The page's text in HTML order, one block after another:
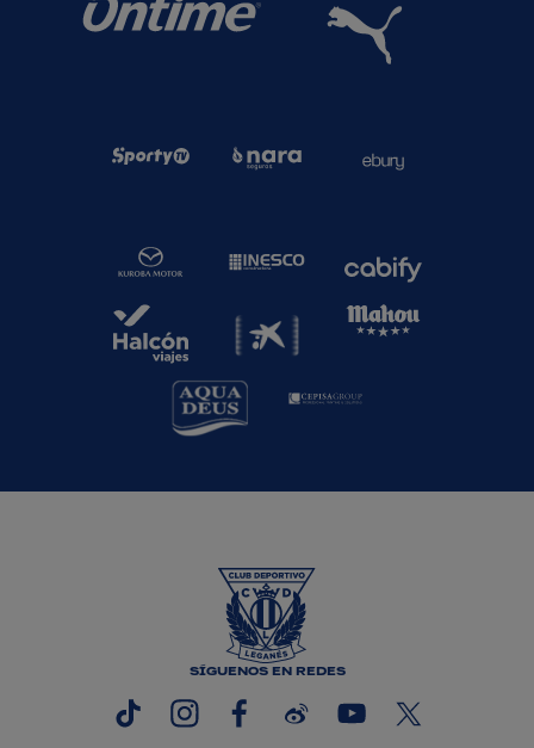
SÍGUENOS EN REDES